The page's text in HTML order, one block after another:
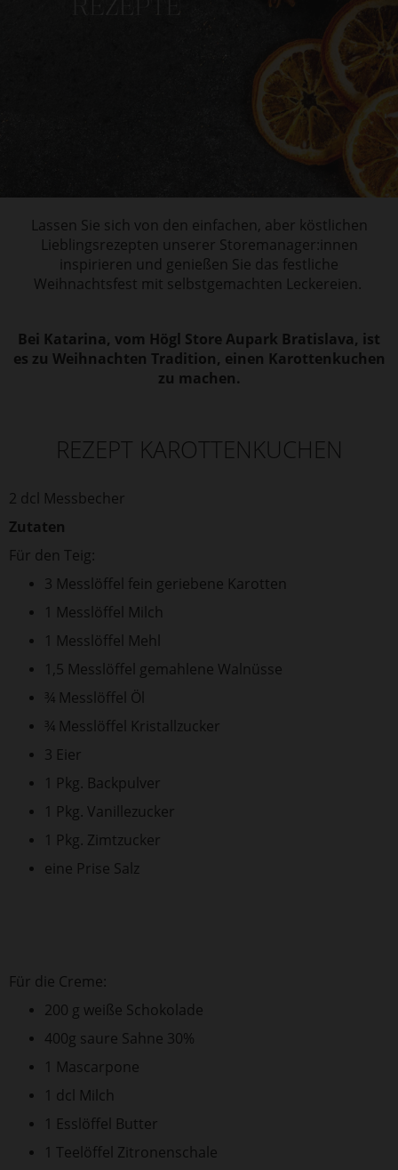
Lassen Sie sich von den einfachen, aber köstlichen
Lieblingsrezepten unserer Storemanager:innen
inspirieren und genießen Sie das festliche
Weihnachtsfest mit selbstgemachten Leckereien.
Bei Katarina, vom Högl Store Aupark Bratislava, ist
es zu Weihnachten Tradition, einen Karottenkuchen
zu machen.
REZEPT KAROTTENKUCHEN
2 dcl Messbecher
Zutaten
Für den Teig:
3 Messlöffel fein geriebene Karotten
1 Messlöffel Milch
1 Messlöffel Mehl
1,5 Messlöffel gemahlene Walnüsse
¾ Messlöffel Öl
¾ Messlöffel Kristallzucker
3 Eier
1 Pkg. Backpulver
1 Pkg. Vanillezucker
1 Pkg. Zimtzucker
eine Prise Salz
Für die Creme:
200 g weiße Schokolade
400g saure Sahne 30%
1 Mascarpone
1 dcl Milch
1 Esslöffel Butter
1 Teelöffel Zitronenschale